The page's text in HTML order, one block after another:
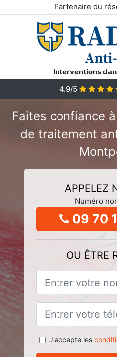
Partenaire du
Interventions
4.9/5
Faites confiance
de traitement
APPELEZ
Numéro
09 70
OU ÊTRE
J'accepte les